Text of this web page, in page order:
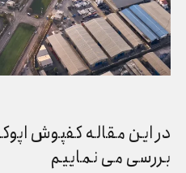
در این مقاله کفپوش
بررسی می نماییم